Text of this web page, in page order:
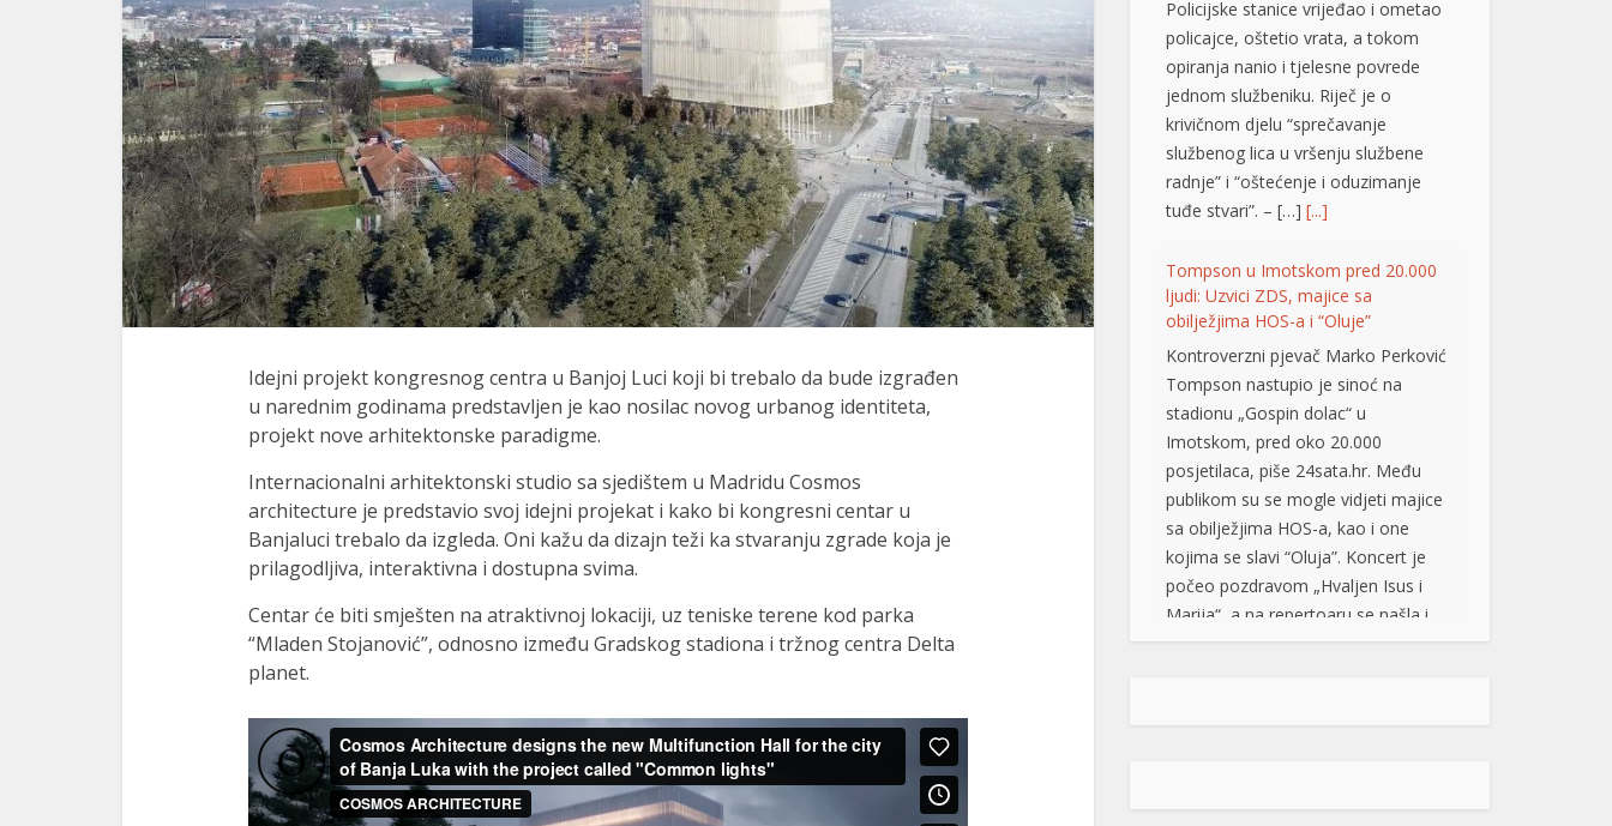
Idejni projekt kongresnog centra u Banjoj Luci koji bi trebalo da bude izgrađen
u narednim godinama predstavljen je kao nosilac novog urbanog identiteta,
projekt nove arhitektonske paradigme.
Internacionalni arhitektonski studio sa sjedištem u Madridu Cosmos
architecture je predstavio svoj idejni projekat i kako bi kongresni centar u
Banjaluci trebalo da izgleda. Oni kažu da dizajn teži ka stvaranju zgrade koja je
prilagodljiva, interaktivna i dostupna svima.
Centar će biti smješten na atraktivnoj lokaciji, uz teniske terene kod parka
“Mladen Stojanović”, odnosno između Gradskog stadiona i tržnog centra Delta
planet.
opiranja nanio i tjelesne povrede
jednom službeniku. Riječ je o
krivičnom djelu “sprečavanje
službenog lica u vršenju službene
radnje” i “oštećenje i oduzimanje
tuđe stvari”. – […][...]
Tompson u Imotskom pred 20.000
obilježjima HOS-a i “Oluje”
Kontroverzni pjevač Marko Perković
Tompson nastupio je sinoć na
stadionu „Gospin dolac“ u
Imotskom, pred oko 20.000
posjetilaca, piše 24sata.hr. Među
publikom su se mogle vidjeti majice
sa obilježjima HOS-a, kao i one
kojima se slavi “Oluja”. Koncert je
počeo pozdravom „Hvaljen Isus i
Marija“, a na repertoaru se našla i
pjesma „Bojna Čavoglave“. Na […]
[...]
najduže čeka
odvija redovno, a na graničnim